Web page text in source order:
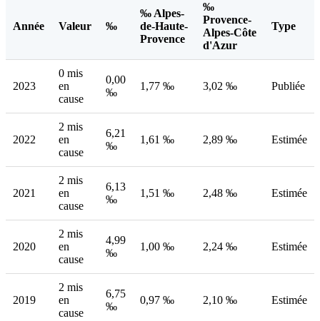
Année Valeur ‰
‰ Alpes-
de-Haute-
Provence
‰
Provence-
Alpes-Côte
d'Azur
Type
2023
0 mis
en
cause
0,00
‰
1,77 ‰ 3,02 ‰ Publiée
2022
2 mis
en
cause
6,21
‰
1,61 ‰ 2,89 ‰ Estimée
2021
2 mis
en
cause
6,13
‰
1,51 ‰ 2,48 ‰ Estimée
2020
2 mis
en
cause
4,99
‰
1,00 ‰ 2,24 ‰ Estimée
2019
2 mis
en
cause
6,75
‰
0,97 ‰ 2,10 ‰ Estimée